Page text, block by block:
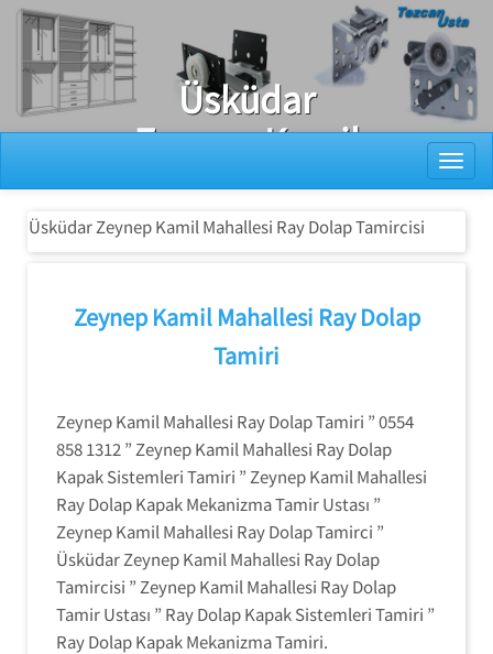
Ray Dolap Tamiri
Üsküdar
Zeynep Kamil
Mahallesi Ray
Dolap
Tamircisi
Üsküdar Zeynep Kamil Mahallesi Ray Dolap Tamircisi
Zeynep Kamil Mahallesi Ray Dolap
Tamiri
Zeynep Kamil Mahallesi Ray Dolap Tamiri ” 0554
858 1312 ” Zeynep Kamil Mahallesi Ray Dolap
Kapak Sistemleri Tamiri ” Zeynep Kamil Mahallesi
Ray Dolap Kapak Mekanizma Tamir Ustası ”
Zeynep Kamil Mahallesi Ray Dolap Tamirci ”
Üsküdar Zeynep Kamil Mahallesi Ray Dolap
Tamircisi ” Zeynep Kamil Mahallesi Ray Dolap
Tamir Ustası ” Ray Dolap Kapak Sistemleri Tamiri ”
Ray Dolap Kapak Mekanizma Tamiri.